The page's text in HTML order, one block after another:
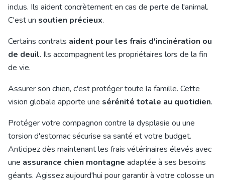
inclus. Ils aident concrètement en cas de perte de l'animal.
C'est un soutien précieux.
Certains contrats aident pour les frais d'incinération ou
de deuil. Ils accompagnent les propriétaires lors de la fin
de vie.
Assurer son chien, c'est protéger toute la famille. Cette
vision globale apporte une sérénité totale au quotidien.
Protéger votre compagnon contre la dysplasie ou une
torsion d'estomac sécurise sa santé et votre budget.
Anticipez dès maintenant les frais vétérinaires élevés avec
une assurance chien montagne adaptée à ses besoins
géants. Agissez aujourd'hui pour garantir à votre colosse un